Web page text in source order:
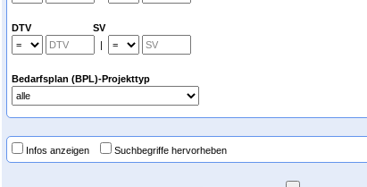
DTV SV
|
Bedarfsplan (BPL)-Projekttyp
Infos anzeigen Suchbegriffe hervorheben